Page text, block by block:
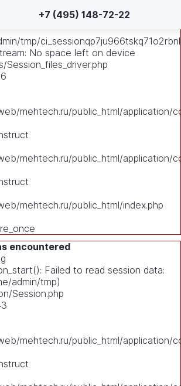
encountered
tmp/
No space left on device
Session_files_driver.php
mehtech.ru/public_html/application/
mehtech.ru/public_html/application/
mehtech.ru/public_html/index.php
encountered
Failed to read session data:
admin/tmp)
Session.php
mehtech.ru/public_html/application/
+7 (495) 148-72-22